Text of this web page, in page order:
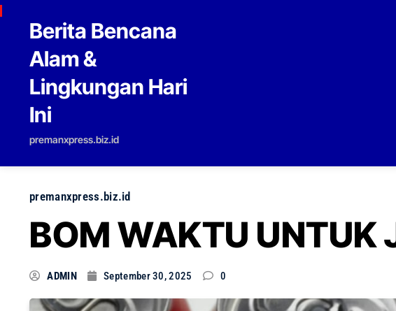
Skip to content
Berita Bencana
Alam &
Lingkungan Hari
Ini
premanxpress.biz.id
premanxpress.biz.id
BOM WAKTU UNTUK
ADMIN September 30, 2025 0